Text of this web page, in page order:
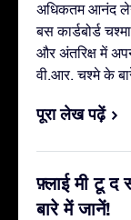
अधिकतम आनंद
बस कार्डबोर्ड
और अंतरिक्ष में
वी.आर. चश्मे के
पूरा लेख पढ़ें
फ़्लाई मी टू द
बारे में जानें!